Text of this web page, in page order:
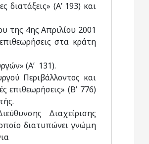
διατάξεις» (Α’ 193) και
της 4ης Απριλίου 2001
στα κράτη
(Α’ 131).
Περιβάλλοντος και
επιθεωρήσεις» (Β’ 776)
Διαχείρισης
διατυπώνει γνώμη